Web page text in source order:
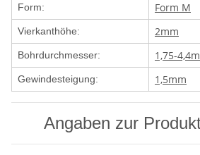
Form: Form M
Vierkanthöhe: 2mm
Bohrdurchmesser: 1,75-
Gewindesteigung: 1,5mm
Angaben zur